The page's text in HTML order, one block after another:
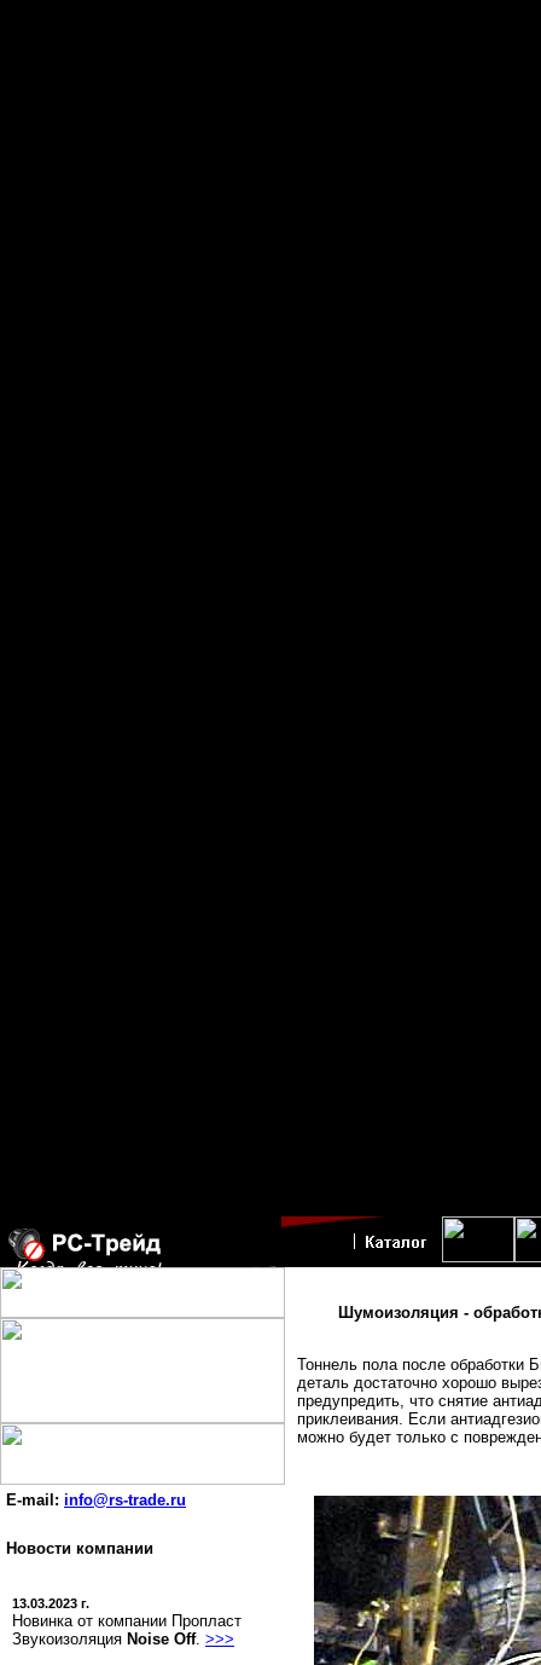
E-mail: info@rs-trade.ru
Новости компании
13.03.2023 г.
Новинка от компании Пропласт
Звукоизоляция Noise Off. >>>
Шумоизоляция -
Тоннель пола после обработки
деталь достаточно хорошо
предупредить, что снятие
приклеивания. Если
можно будет только с